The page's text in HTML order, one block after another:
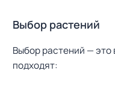
Выбор растений
Выбор растений —
подходят: